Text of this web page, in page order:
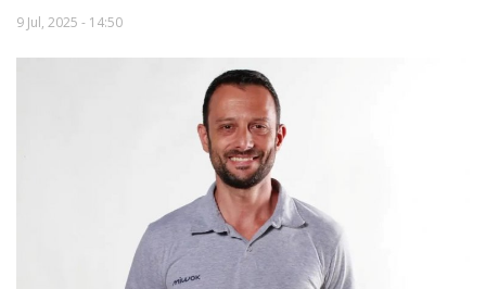
Dünya futbolu
9 Jul, 2025 - 14:50